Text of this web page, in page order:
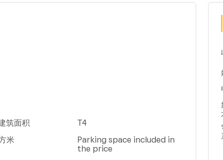
筑面积
T4
米
Parking space included in
the price